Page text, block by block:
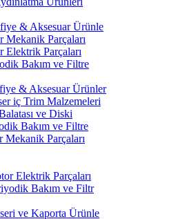
& Aksesuar Ürünle
Mekanik Parçaları
Elektrik Parçaları
Bakım ve Filtre
& Aksesuar Ürünler
iç Trim Malzemeleri
ve Diski
Bakım ve Filtre
Parçaları
Elektrik Parçaları
Bakım ve Filtr
ve Kaporta Ürünle